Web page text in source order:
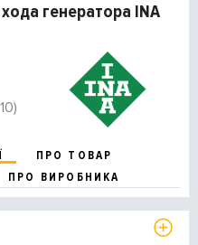
генератора INA
ПРО ТОВАР
ПРО ВИРОБНИКА